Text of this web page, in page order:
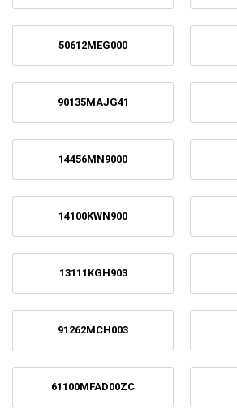
50612MEG000
90135MAJG41
14456MN9000
14100KWN900
13111KGH903
91262MCH003
61100MFAD00ZC